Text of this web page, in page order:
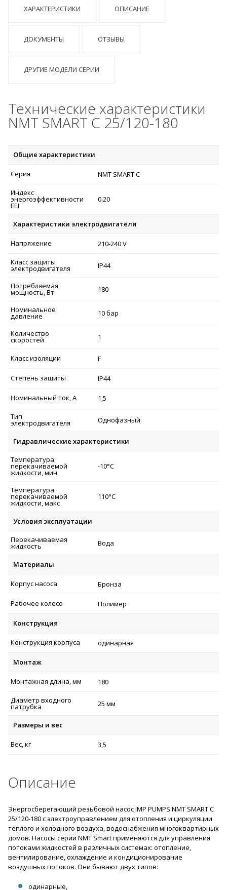
ХАРАКТЕРИСТИКИ ОПИСАНИЕ
ДОКУМЕНТЫ ОТЗЫВЫ
ДРУГИЕ МОДЕЛИ СЕРИИ
Технические характеристики
NMT SMART C 25/120-180
Общие характеристики
Серия
NMT SMART C
Индекс
энергоэффективности
EEI
0.20
Характеристики электродвигателя
Напряжение
210-240 V
Класс защиты
электродвигателя IP44
Потребляемая
мощность, Вт 180
Номинальное
давление 10 бар
Количество
скоростей 1
Класс изоляции F
Степень защиты IP44
Номинальный ток, А
1,5
Тип
электродвигателя Однофазный
Гидравлические характеристики
Температура
перекачиваемой
жидкости, мин
-10°C
Температура
перекачиваемой
жидкости, макс
110°C
Условия эксплуатации
Перекачиваемая
жидкость Вода
Материалы
Корпус насоса Бронза
Рабочее колесо Полимер
Конструкция
Конструкция корпуса одинарная
Монтаж
Монтажная длина, мм
180
Диаметр входного
патрубка 25 мм
Размеры и вес
Вес, кг 3,5
Описание
Энергосберегающий резьбовой насос IMP PUMPS NMT SMART C
25/120-180 с электроуправлением для отопления и циркуляции
теплого и холодного воздуха, водоснабжения многоквартирных
домов. Насосы серии NMT Smart применяются для управления
потоками жидкостей в различных системах: отопление,
вентилирование, охлаждение и кондиционирование
воздушных потоков. Они бывают двух типов:
одинарные,